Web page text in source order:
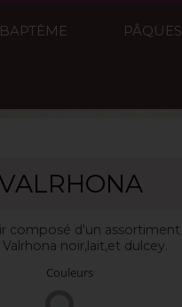
BAPTÈME PÂQUES
composé d'un assortiment
noir,lait,et dulcey.
Couleurs